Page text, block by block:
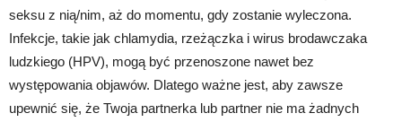
seksu z nią/nim, aż do momentu, gdy zostanie wyleczona.
Infekcje, takie jak chlamydia, rzeżączka i wirus brodawczaka
ludzkiego (HPV), mogą być przenoszone nawet bez
występowania objawów. Dlatego ważne jest, aby zawsze
upewnić się, że Twoja partnerka lub partner nie ma żadnych